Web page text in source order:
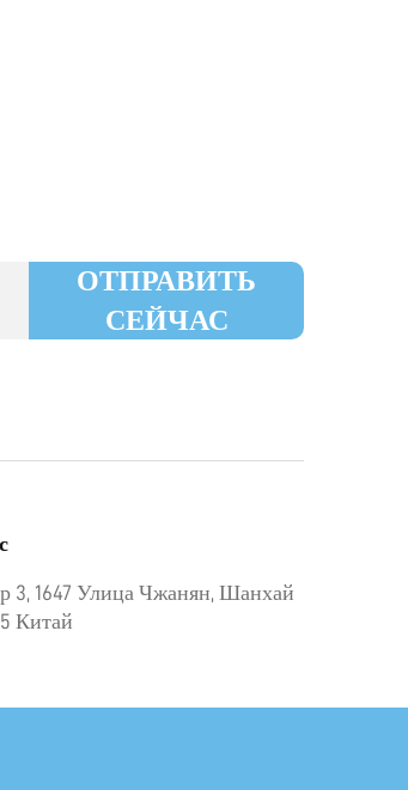
ОТПРАВИТЬ
СЕЙЧАС
3, 1647 Улица Чжанян, Шанхай
Китай